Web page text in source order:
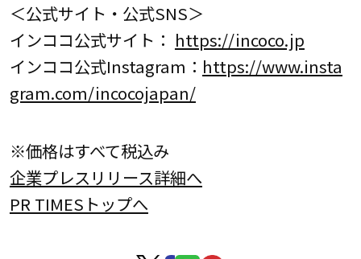
＜公式サイト・公式SNS＞
インココ公式サイト： https://incoco.jp
インココ公式Instagram： https://www.insta
gram.com/incocojapan/
※価格はすべて税込み
企業プレスリリース詳細へ
PR TIMESトップへ